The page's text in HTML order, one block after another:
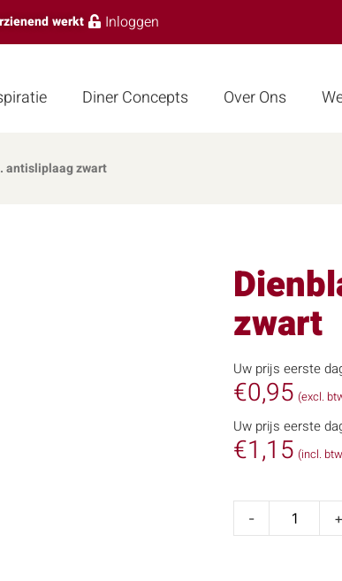
werkt Inloggen
Diner Concepts Over Ons
antisliplaag zwart
zwart
Uw prijs eerste
€0,95 (excl.
Uw prijs eerste
€1,15 (incl.
- +